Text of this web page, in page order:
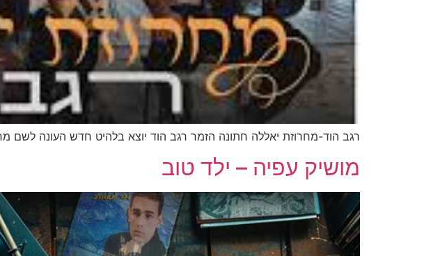
רגב הוד-מחרוזת יאללה חתונה הזמר רגב הוד יוצא בלהיט חדש העונה לשם
מושיק עפיה – ילד טוב